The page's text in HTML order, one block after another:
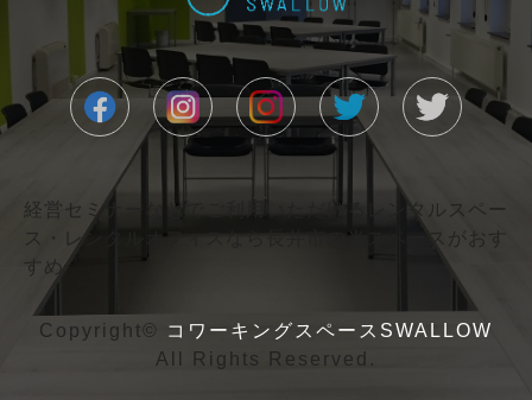
経営セミナーなどでご利用いただけるレンタルスペー
ス・レンタルオフィスなら長井市の当スペースがおす
すめ
Copyright©
コワーキングスペースSWALLOW
All Rights Reserved.